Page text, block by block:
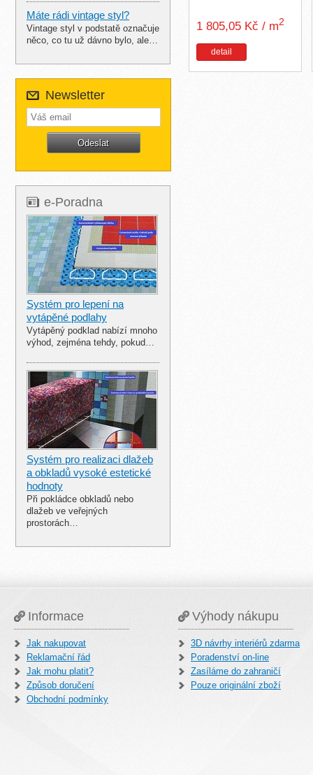
Máte rádi vintage styl?
Vintage styl v podstatě označuje
něco, co tu už dávno bylo, ale…
Newsletter
e-Poradna
Systém pro lepení na
vytápěné podlahy
Vytápěný podklad nabízí mnoho
výhod, zejména tehdy, pokud…
Systém pro realizaci dlažeb
a obkladů vysoké estetické
hodnoty
Při pokládce obkladů nebo
dlažeb ve veřejných
prostorách…
1 805,05 Kč / m2
detail
Informace
Jak nakupovat
Reklamační řád
Jak mohu platit?
Způsob doručení
Obchodní podmínky
Výhody nákupu
3D návrhy interiérů zdarma
Poradenství on-line
Zasíláme do zahraničí
Pouze originální zboží